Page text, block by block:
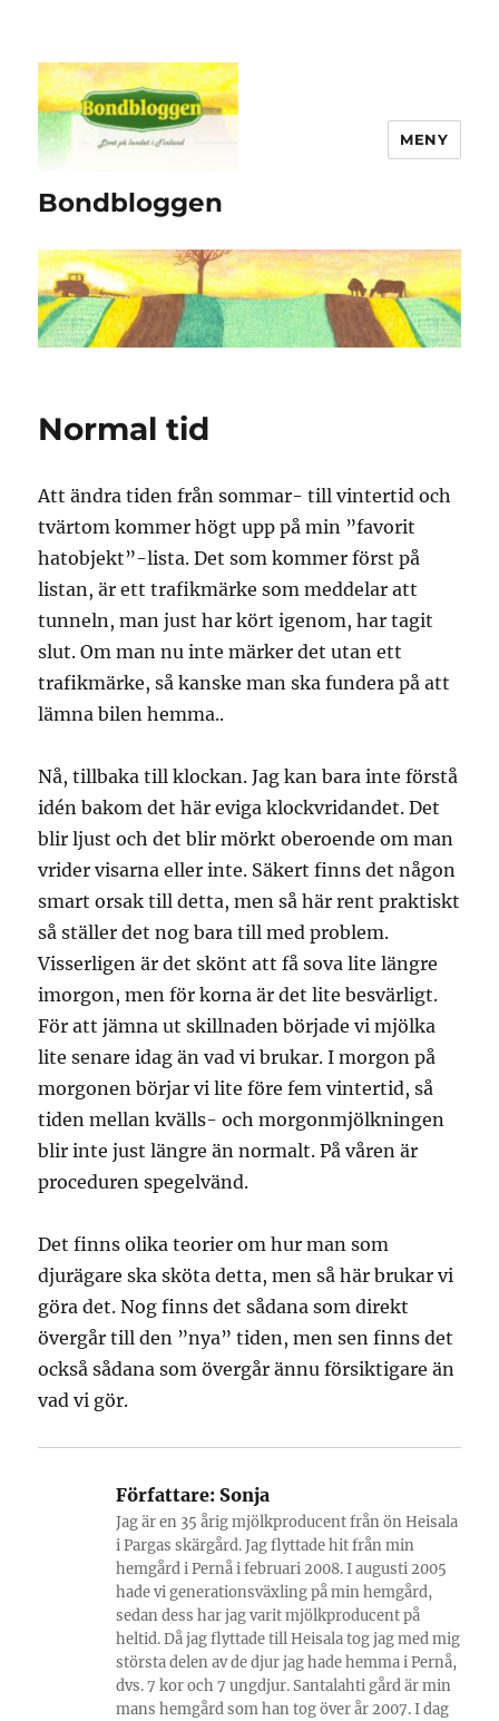
Bondbloggen
MENY
Normal tid
Att ändra tiden från sommar- till vintertid och
tvärtom kommer högt upp på min ”favorit
hatobjekt”-lista. Det som kommer först på
listan, är ett trafikmärke som meddelar att
tunneln, man just har kört igenom, har tagit
slut. Om man nu inte märker det utan ett
trafikmärke, så kanske man ska fundera på att
lämna bilen hemma..
Nå, tillbaka till klockan. Jag kan bara inte förstå
idén bakom det här eviga klockvridandet. Det
blir ljust och det blir mörkt oberoende om man
vrider visarna eller inte. Säkert finns det någon
smart orsak till detta, men så här rent praktiskt
så ställer det nog bara till med problem.
Visserligen är det skönt att få sova lite längre
imorgon, men för korna är det lite besvärligt.
För att jämna ut skillnaden började vi mjölka
lite senare idag än vad vi brukar. I morgon på
morgonen börjar vi lite före fem vintertid, så
tiden mellan kvälls- och morgonmjölkningen
blir inte just längre än normalt. På våren är
proceduren spegelvänd.
Det finns olika teorier om hur man som
djurägare ska sköta detta, men så här brukar vi
göra det. Nog finns det sådana som direkt
övergår till den ”nya” tiden, men sen finns det
också sådana som övergår ännu försiktigare än
vad vi gör.
Författare: Sonja
Jag är en 35 årig mjölkproducent från ön Heisala
i Pargas skärgård. Jag flyttade hit från min
hemgård i Pernå i februari 2008. I augusti 2005
hade vi generationsväxling på min hemgård,
sedan dess har jag varit mjölkproducent på
heltid. Då jag flyttade till Heisala tog jag med mig
största delen av de djur jag hade hemma i Pernå,
dvs. 7 kor och 7 ungdjur. Santalahti gård är min
mans hemgård som han tog över år 2007. I dag